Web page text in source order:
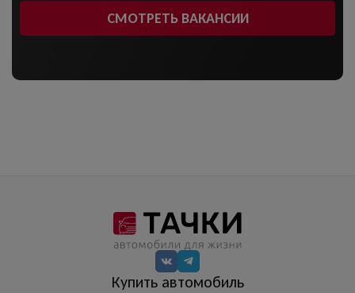
СМОТРЕТЬ ВАКАНСИИ
Купить автомобиль